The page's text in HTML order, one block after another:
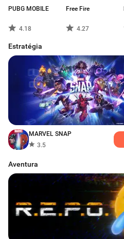
PUBG MOBILE
4.18
Free Fire
4.27
Estratégia
MARVEL SNAP
3.5
Aventura